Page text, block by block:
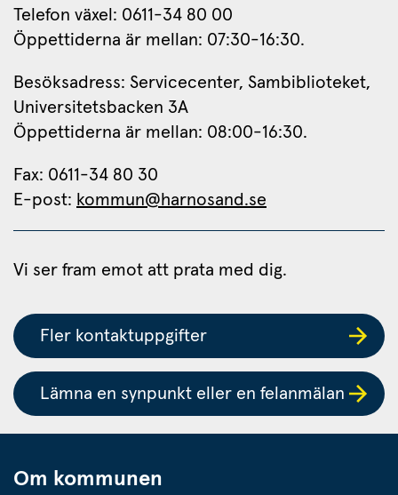
Telefon växel: 0611-34 80 00
Öppettiderna är mellan: 07:30-16:30.
Besöksadress: Servicecenter, Sambiblioteket,
Universitetsbacken 3A
Öppettiderna är mellan: 08:00-16:30.
Fax: 0611-34 80 30
E-post: kommun@harnosand.se
Vi ser fram emot att prata med dig.
Fler kontaktuppgifter
Lämna en synpunkt eller en felanmälan
Om kommunen